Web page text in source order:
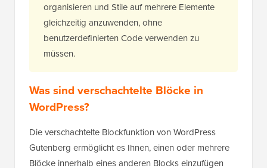
organisieren und Stile auf mehrere Elemente
gleichzeitig anzuwenden, ohne
benutzerdefinierten Code verwenden zu
müssen.
Was sind verschachtelte Blöcke in
WordPress?
Die verschachtelte Blockfunktion von WordPress
Gutenberg ermöglicht es Ihnen, einen oder mehrere
Blöcke innerhalb eines anderen Blocks einzufügen